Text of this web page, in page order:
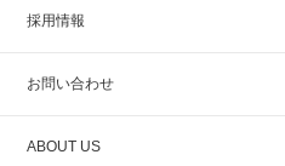
採用情報
お問い合わせ
ABOUT US